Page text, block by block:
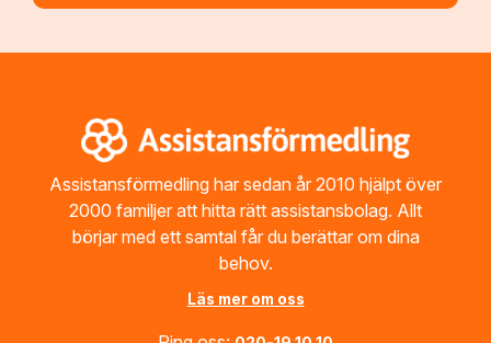
Assistansförmedling har sedan år 2010 hjälpt över
2000 familjer att hitta rätt assistansbolag. Allt
börjar med ett samtal får du berättar om dina
behov.
Läs mer om oss